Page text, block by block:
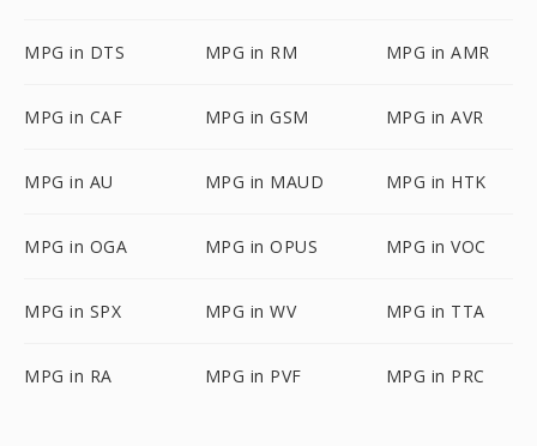
MPG in DTS MPG in RM MPG in AMR
MPG in CAF MPG in GSM MPG in AVR
MPG in AU MPG in MAUD MPG in HTK
MPG in OGA MPG in OPUS MPG in VOC
MPG in SPX MPG in WV MPG in TTA
MPG in RA MPG in PVF MPG in PRC